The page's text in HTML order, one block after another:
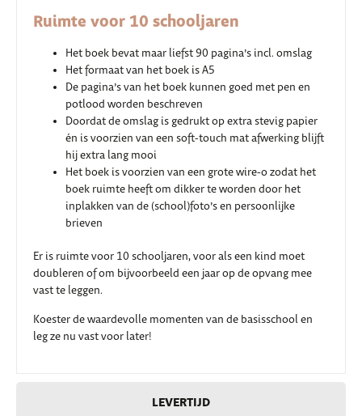
LEVERTIJD
Ruimte voor 10 schooljaren
Het boek bevat maar liefst 90 pagina’s incl. omslag
Het formaat van het boek is A5
De pagina’s van het boek kunnen goed met pen en
potlood worden beschreven
Doordat de omslag is gedrukt op extra stevig papier
én is voorzien van een soft-touch mat afwerking blijft
hij extra lang mooi
Het boek is voorzien van een grote wire-o zodat het
boek ruimte heeft om dikker te worden door het
inplakken van de (school)foto’s en persoonlijke
brieven
Er is ruimte voor 10 schooljaren, voor als een kind moet
doubleren of om bijvoorbeeld een jaar op de opvang mee
vast te leggen.
Koester de waardevolle momenten van de basisschool en
leg ze nu vast voor later!